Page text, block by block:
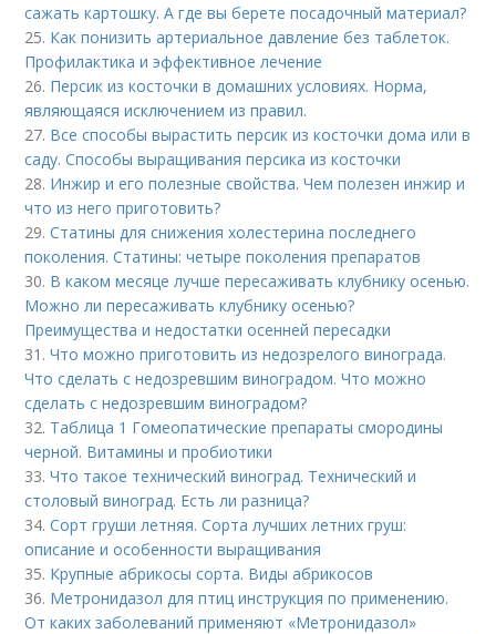
сажать картошку. А где вы берете посадочный материал?
25. Как понизить артериальное давление без таблеток.
Профилактика и эффективное лечение
26. Персик из косточки в домашних условиях. Норма,
являющаяся исключением из правил.
27. Все способы вырастить персик из косточки дома или в
саду. Способы выращивания персика из косточки
28. Инжир и его полезные свойства. Чем полезен инжир и
что из него приготовить?
29.Статины для снижения холестерина последнего
поколения. Статины: четыре поколения препаратов
30. В каком месяце лучше пересаживать клубнику осенью.
Можно ли пересаживать клубнику осенью?
Преимущества и недостатки осенней пересадки
31.Что можно приготовить из недозрелого винограда.
Что сделать с недозревшим виноградом. Что можно
сделать с недозревшим виноградом?
32. Таблица 1 Гомеопатические препараты смородины
черной. Витамины и пробиотики
33.Что такое технический виноград. Технический и
столовый виноград. Есть ли разница?
34.Сорт груши летняя. Сорта лучших летних груш:
описание и особенности выращивания
35. Крупные абрикосы сорта. Виды абрикосов
36. Метронидазол для птиц инструкция по применению.
От каких заболеваний применяют «Метронидазол»